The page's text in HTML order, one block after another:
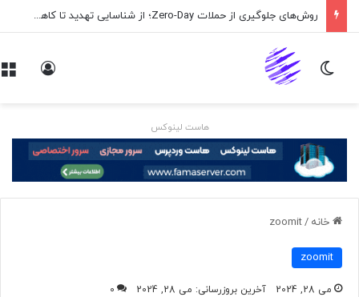
روش‌های جلوگیری از حملات Zero-Day؛ از شناسایی تهدید تا کاهش ریسک
تغییر پوسته
هاست لینوکس
خانه /
zoomit
zoomit
می 28, 2024 آخرین بروزرسانی: می 28, 2024 0